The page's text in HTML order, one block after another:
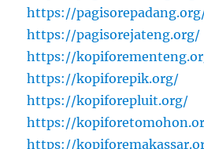
https://
https://pagisorejateng.org/
https://
https://kopiforepik.org/
https://kopiforepluit.org/
https://
https://